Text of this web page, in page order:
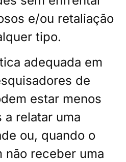
e/ou retaliação
tipo.
adequada em
de
estar menos
a relatar uma
ou, quando o
não receber uma